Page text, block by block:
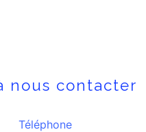
nous contacter